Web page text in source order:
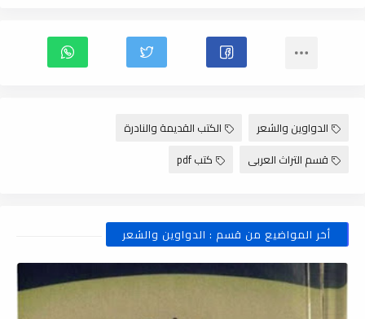
الدواوين والشعر
الكتب القديمة والنادرة
قسم التراث العربى
كتب pdf
أخر المواضيع من قسم : الدواوين والشعر